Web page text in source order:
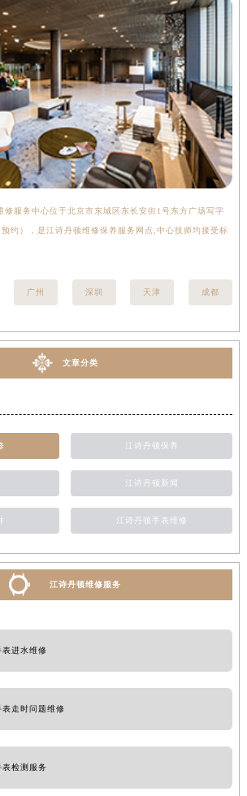
修服务中心位于北京市东城区东长安街1号东方广场写字
约），是江诗丹顿维修保养服务网点,中心技师均接受标
广州 深圳 天津 成都
文章分类
江诗丹顿保养
江诗丹顿新闻
江诗丹顿手表维修
江诗丹顿维修服务
表进水维修
表走时问题维修
表检测服务